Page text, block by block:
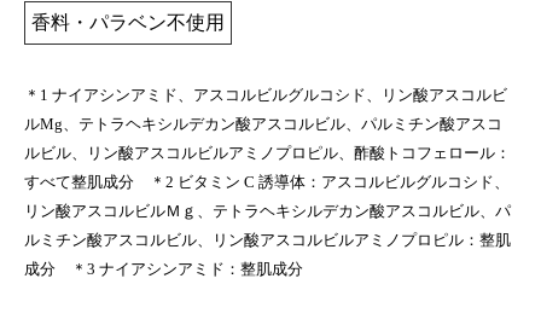
香料・パラベン不使用
＊1 ナイアシンアミド、アスコルビルグルコシド、リン酸アスコルビ
ルMg、テトラヘキシルデカン酸アスコルビル、パルミチン酸アスコ
ルビル、リン酸アスコルビルアミノプロピル、酢酸トコフェロール：
すべて整肌成分 ＊2 ビタミン C 誘導体：アスコルビルグルコシド、
リン酸アスコルビルＭｇ、テトラヘキシルデカン酸アスコルビル、パ
ルミチン酸アスコルビル、リン酸アスコルビルアミノプロピル：整肌
成分 ＊3 ナイアシンアミド：整肌成分